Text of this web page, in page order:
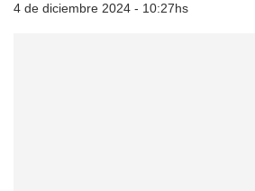
4 de diciembre 2024 - 10:27hs